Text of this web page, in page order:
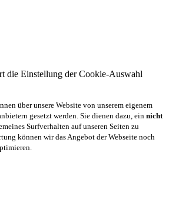
die Einstellung der Cookie-Auswahl
über unsere Website von unserem eigenem
gesetzt werden. Sie dienen dazu, ein nicht
Surfverhalten auf unseren Seiten zu
können wir das Angebot der Webseite noch